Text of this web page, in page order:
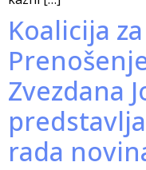
Koalicija
Zvezdana
rada